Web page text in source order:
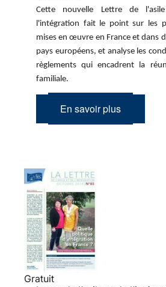
Cette nouvelle Lettre de
l'intégration fait le point sur les
mises en œuvre en France et dans
pays européens, et analyse les
règlements qui encadrent la
familiale.
En savoir plus
Gratuit